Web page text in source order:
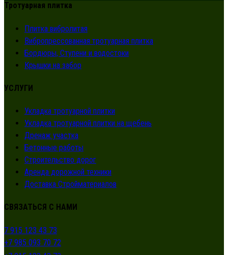
Тротуарная плитка
Плитка вибролитая
Вибропрессованная тротуарная плитка
Бордюры, Ступени и водостоки
Крышки на забор
УСЛУГИ
Укладка тротуарной плитки
Укладка тротуарной плитки на щебень
Дренаж участка
Бетонные работы
Строительство дорог
Аренда дорожной техники
Доставка Стройматериалов
СВЯЗАТЬСЯ С НАМИ
7 915 123 43 73
+7 985 093 70 72